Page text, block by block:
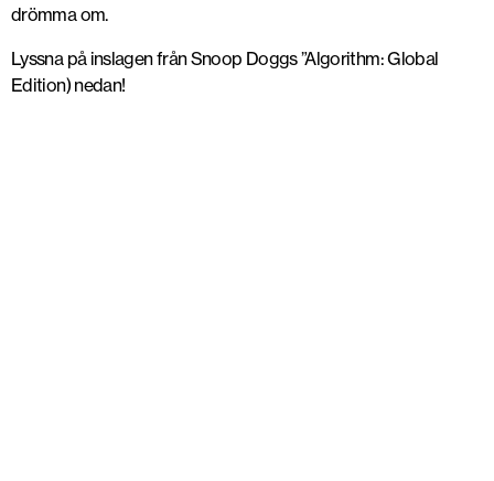
drömma om.
Lyssna på inslagen från Snoop Doggs ”Algorithm: Global
Edition) nedan!